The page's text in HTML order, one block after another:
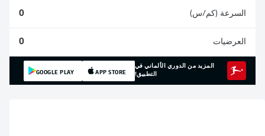
السرعة (كم/س) 0
العرضيات 0
المزيد من الدوري الألماني في
التطبيق!
APP STORE
GOOGLE PLAY